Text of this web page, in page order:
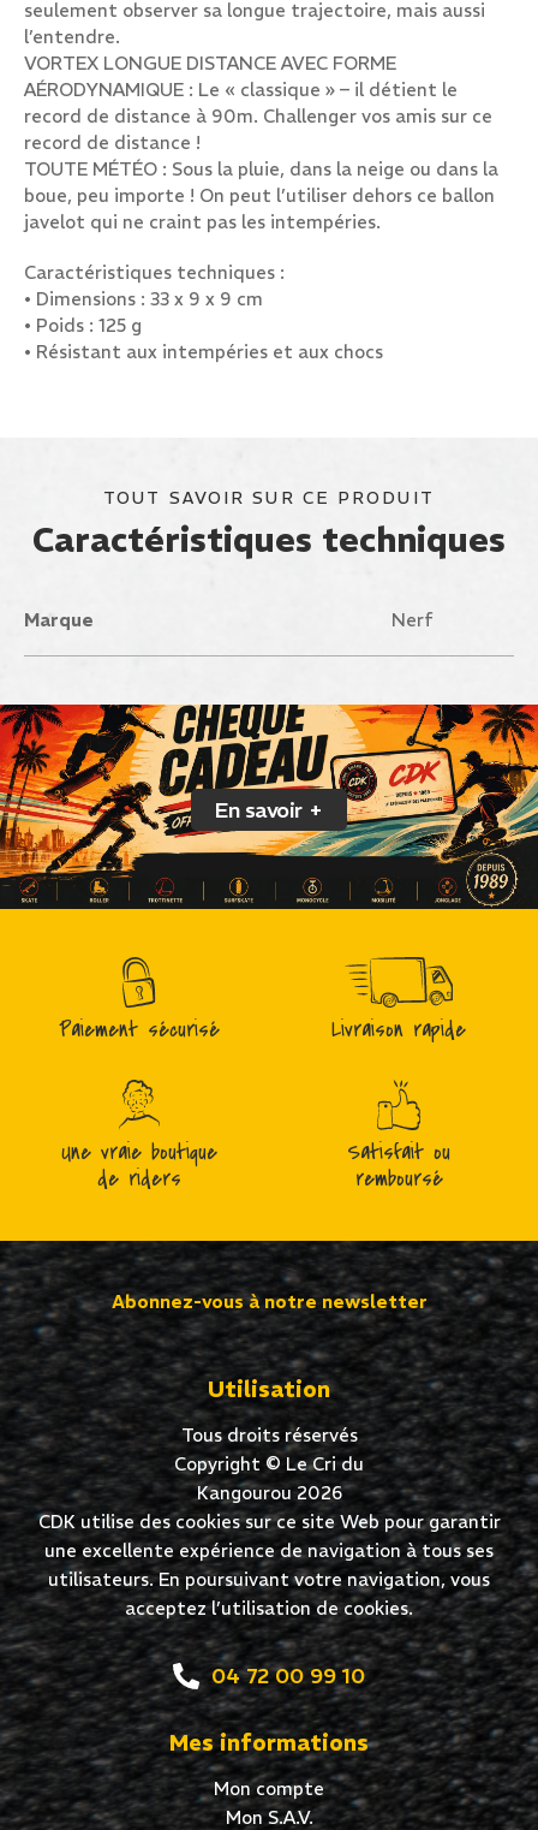
seulement observer sa longue trajectoire, mais aussi
l’entendre.
VORTEX LONGUE DISTANCE AVEC FORME
AÉRODYNAMIQUE : Le « classique » – il détient le
record de distance à 90m. Challenger vos amis sur ce
record de distance !
TOUTE MÉTÉO : Sous la pluie, dans la neige ou dans la
boue, peu importe ! On peut l’utiliser dehors ce ballon
javelot qui ne craint pas les intempéries.
Caractéristiques techniques :
• Dimensions : 33 x 9 x 9 cm
• Poids : 125 g
• Résistant aux intempéries et aux chocs
TOUT SAVOIR SUR CE PRODUIT
Caractéristiques techniques
Marque Nerf
En savoir +
Paiement sécurisé Livraison rapide
Une vraie boutique
de riders
Satisfait ou
remboursé
Abonnez-vous à notre newsletter
Utilisation
Tous droits réservés
Copyright © Le Cri du
Kangourou 2026
CDK utilise des cookies sur ce site Web pour garantir
une excellente expérience de navigation à tous ses
utilisateurs. En poursuivant votre navigation, vous
acceptez l’utilisation de cookies.
04 72 00 99 10
Mes informations
Mon compte
Mon S.A.V.